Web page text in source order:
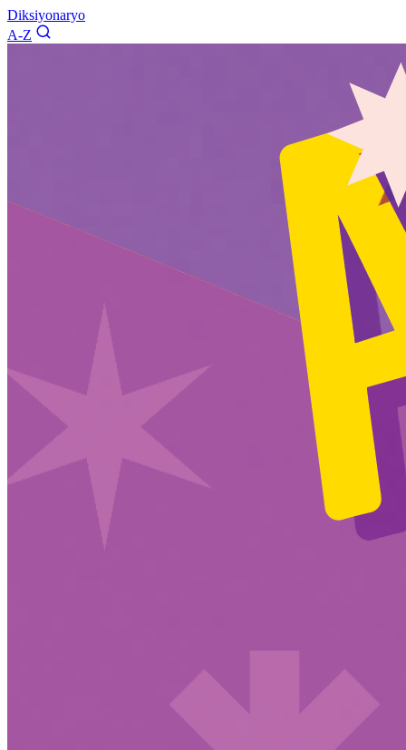
Diksiyonaryo
A-Z